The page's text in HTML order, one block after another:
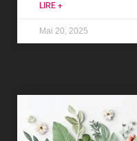
LIRE +
Mai 20, 2025